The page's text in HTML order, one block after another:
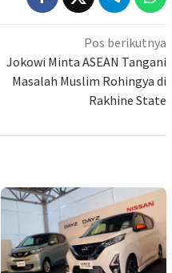
Pos berikutnya
Jokowi Minta ASEAN Tangani
Masalah Muslim Rohingya di
Rakhine State